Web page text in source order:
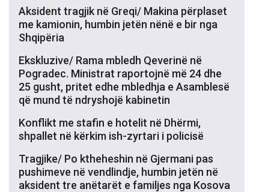
Aksident tragjik në Greqi/ Makina përplaset
me kamionin, humbin jetën nënë e bir nga
Shqipëria
Ekskluzive/ Rama mbledh Qeverinë në
Pogradec. Ministrat raportojnë më 24 dhe
25 gusht, pritet edhe mbledhja e Asamblesë
që mund të ndryshojë kabinetin
Konflikt me stafin e hotelit në Dhërmi,
shpallet në kërkim ish-zyrtari i policisë
Tragjike/ Po ktheheshin në Gjermani pas
pushimeve në vendlindje, humbin jetën në
aksident tre anëtarët e familjes nga Kosova